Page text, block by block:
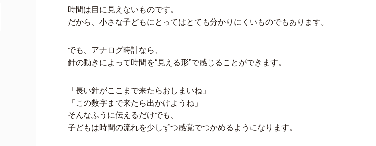
時間は目に見えないものです。
だから、小さな子どもにとってはとても分かりにくいものでもあります。
でも、アナログ時計なら、
針の動きによって時間を“見える形”で感じることができます。
「長い針がここまで来たらおしまいね」
「この数字まで来たら出かけようね」
そんなふうに伝えるだけでも、
子どもは時間の流れを少しずつ感覚でつかめるようになります。